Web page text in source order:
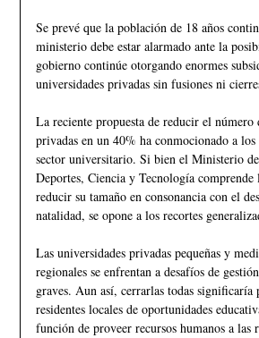
Se prevé que la población de 18 años
ministerio debe estar alarmado ante la
gobierno continúe otorgando enormes
universidades privadas sin fusiones ni
La reciente propuesta de reducir el número
privadas en un 40% ha conmocionado a
sector universitario. Si bien el Ministerio
Deportes, Ciencia y Tecnología comprende
reducir su tamaño en consonancia con el
natalidad, se opone a los recortes
Las universidades privadas pequeñas y
regionales se enfrentan a desafíos de
graves. Aun así, cerrarlas todas significaría
residentes locales de oportunidades
función de proveer recursos humanos a las